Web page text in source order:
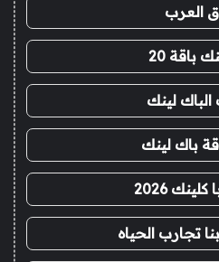
العرب
باقة 20
الباك لينك
باك لينك
2026
تجارب الحياه